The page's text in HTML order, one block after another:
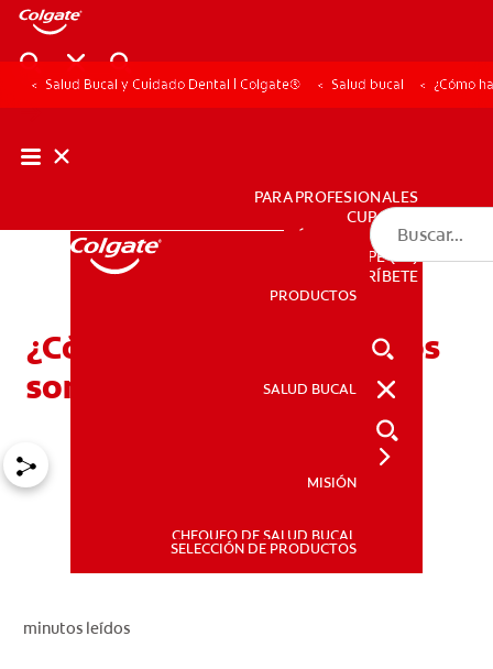
PRODUCTOS
PARA PROFESIONALES
CUPONES
DÓNDE COMPRAR
PE (ES)
SUSCRÍBETE
PRODUCTOS
SALUD BUCAL
MISIÓN
CHEQUEO DE SALUD BUCAL
SELECCIÓN DE PRODUCTOS
Salud Bucal y Cuidado Dental | Colgate® Salud bucal ¿Cómo
¿Cómo hacer que los niños
sonrían con brackets?
minutos leídos